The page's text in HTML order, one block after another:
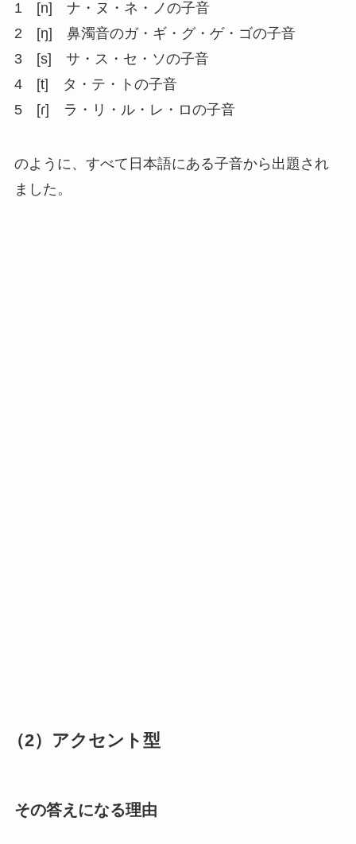
1 [n] ナ・ヌ・ネ・ノの子音
2 [ŋ] 鼻濁音のガ・ギ・グ・ゲ・ゴの子音
3 [s] サ・ス・セ・ソの子音
4 [t] タ・テ・トの子音
5 [ɾ] ラ・リ・ル・レ・ロの子音
のように、すべて日本語にある子音から出題され
ました。
（2）アクセント型
その答えになる理由